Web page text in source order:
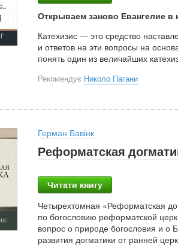
Открываем заново Евангелие в
Катехизис — это средство
и ответов на эти вопросы на
понять один из величайших
Рекомендує Николо Пагани
Герман Бавінк
Реформатская
Читати книгу
Четырехтомная «Реформатская
по богословию реформатской
вопрос о природе богословия и о
развития догматики от ранней